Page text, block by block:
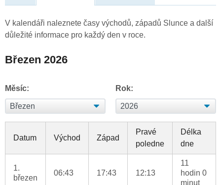
V kalendáři naleznete časy východů, západů Slunce a další
důležité informace pro každý den v roce.
Březen 2026
Měsíc: Rok:
Datum Východ Západ
Pravé
poledne
Délka
dne
1.
březen
06:43 17:43 12:13
11
hodin 0
minut